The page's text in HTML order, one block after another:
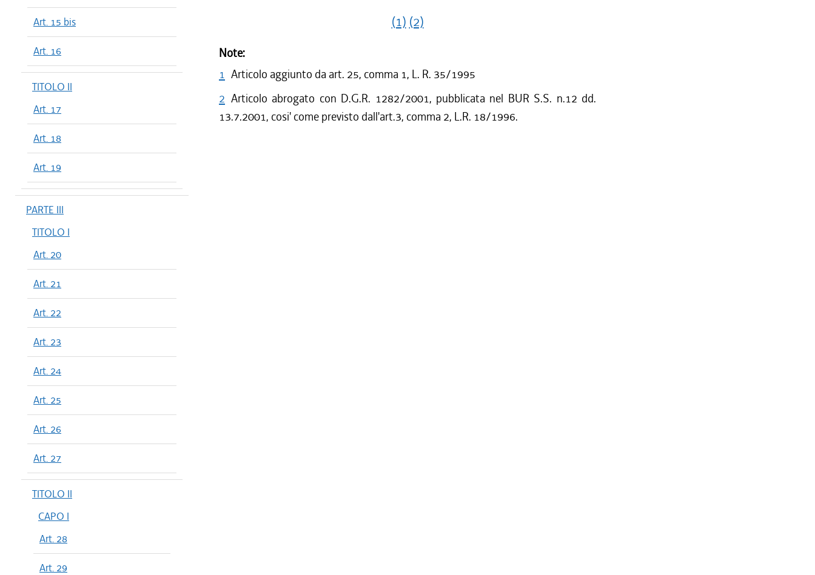
Art. 15 bis
Art. 16
TITOLO II
Art. 17
Art. 18
Art. 19
PARTE III
TITOLO I
Art. 20
Art. 21
Art. 22
Art. 23
Art. 24
Art. 25
Art. 26
Art. 27
TITOLO II
CAPO I
Art. 28
Art. 29
(1) (2)
Note:
1 Articolo aggiunto da art. 25, comma 1, L. R. 35/1995
2 Articolo abrogato con D.G.R. 1282/2001, pubblicata nel BUR S.S. n.12 dd.
13.7.2001, cosi' come previsto dall'art.3, comma 2, L.R. 18/1996.